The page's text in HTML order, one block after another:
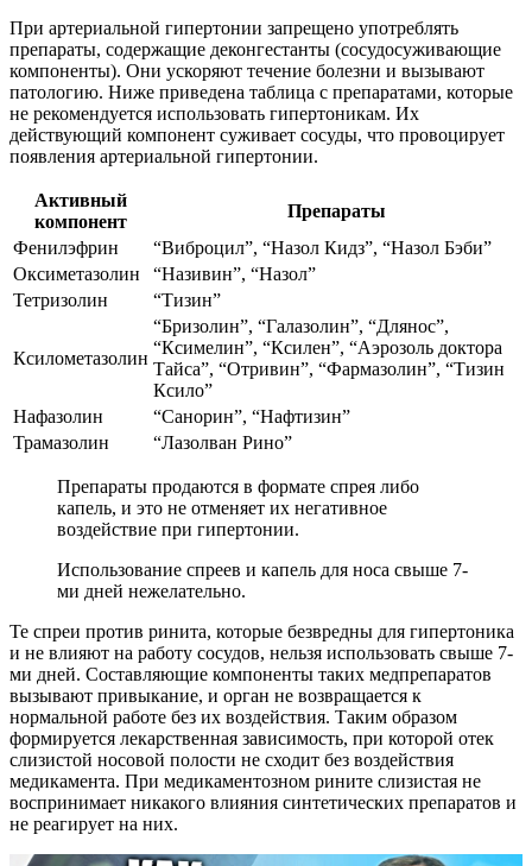
При артериальной гипертонии запрещено употреблять
препараты, содержащие деконгестанты (сосудосуживающие
компоненты). Они ускоряют течение болезни и вызывают
патологию. Ниже приведена таблица с препаратами, которые
не рекомендуется использовать гипертоникам. Их
действующий компонент суживает сосуды, что провоцирует
появления артериальной гипертонии.
Активный
компонент
Препараты
Фенилэфрин
“Виброцил”, “Назол Кидз”, “Назол Бэби”
Оксиметазолин
“Називин”, “Назол”
Тетризолин
“Тизин”
Ксилометазолин
“Бризолин”, “Галазолин”, “Длянос”,
“Ксимелин”, “Ксилен”, “Аэрозоль доктора
Тайса”, “Отривин”, “Фармазолин”, “Тизин
Ксило”
Нафазолин
“Санорин”, “Нафтизин”
Трамазолин
“Лазолван Рино”
Препараты продаются в формате спрея либо
капель, и это не отменяет их негативное
воздействие при гипертонии.
Использование спреев и капель для носа свыше 7-
ми дней нежелательно.
Те спреи против ринита, которые безвредны для гипертоника
и не влияют на работу сосудов, нельзя использовать свыше 7-
ми дней. Составляющие компоненты таких медпрепаратов
вызывают привыкание, и орган не возвращается к
нормальной работе без их воздействия. Таким образом
формируется лекарственная зависимость, при которой отек
слизистой носовой полости не сходит без воздействия
медикамента. При медикаментозном рините слизистая не
воспринимает никакого влияния синтетических препаратов и
не реагирует на них.